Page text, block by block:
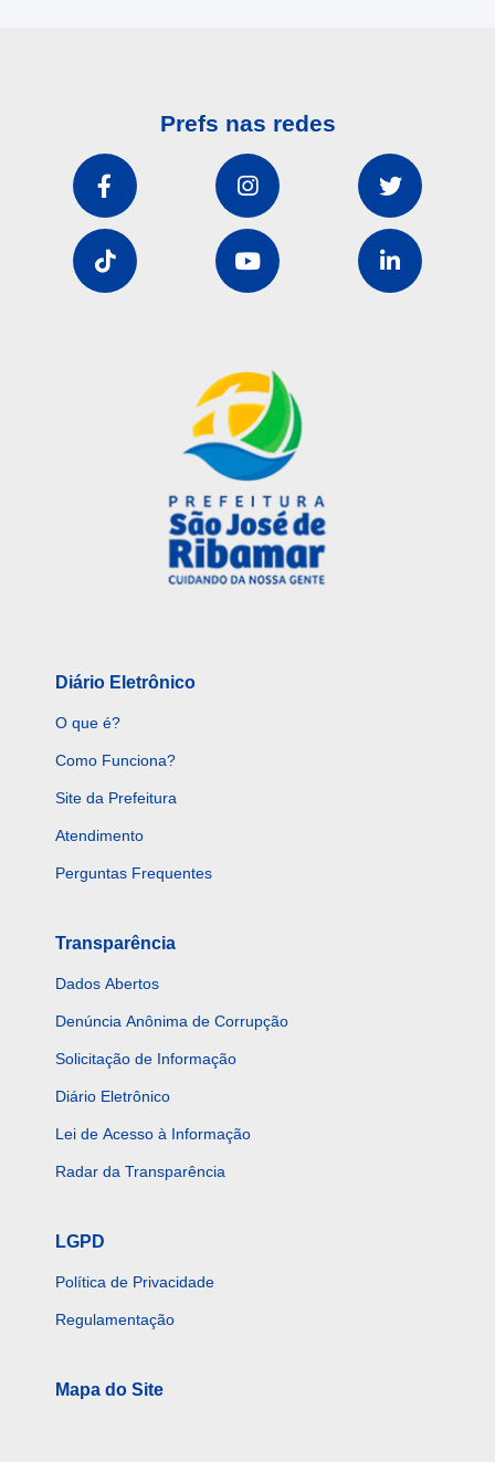
Prefs nas redes
Diário Eletrônico
O que é?
Como Funciona?
Site da Prefeitura
Atendimento
Perguntas Frequentes
Transparência
Dados Abertos
Denúncia Anônima de Corrupção
Solicitação de Informação
Diário Eletrônico
Lei de Acesso à Informação
Radar da Transparência
LGPD
Política de Privacidade
Regulamentação
Mapa do Site